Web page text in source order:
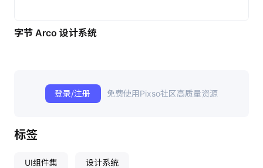
字节 Arco 设计系统
登录/注册 免费使用Pixso社区高质量资源
标签
UI组件集 设计系统